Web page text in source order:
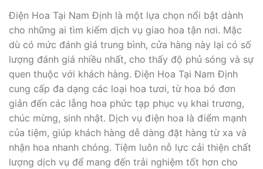
Điện Hoa Tại Nam Định là một lựa chọn nổi bật dành
cho những ai tìm kiếm dịch vụ giao hoa tận nơi. Mặc
dù có mức đánh giá trung bình, cửa hàng này lại có số
lượng đánh giá nhiều nhất, cho thấy độ phủ sóng và sự
quen thuộc với khách hàng. Điện Hoa Tại Nam Định
cung cấp đa dạng các loại hoa tươi, từ hoa bó đơn
giản đến các lẵng hoa phức tạp phục vụ khai trương,
chúc mừng, sinh nhật. Dịch vụ điện hoa là điểm mạnh
của tiệm, giúp khách hàng dễ dàng đặt hàng từ xa và
nhận hoa nhanh chóng. Tiệm luôn nỗ lực cải thiện chất
lượng dịch vụ để mang đến trải nghiệm tốt hơn cho